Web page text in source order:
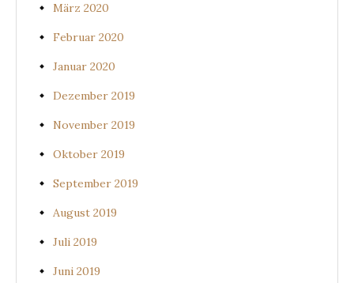
März 2020
Februar 2020
Januar 2020
Dezember 2019
November 2019
Oktober 2019
September 2019
August 2019
Juli 2019
Juni 2019